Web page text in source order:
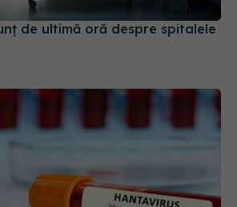
de ultimă oră despre spitalele